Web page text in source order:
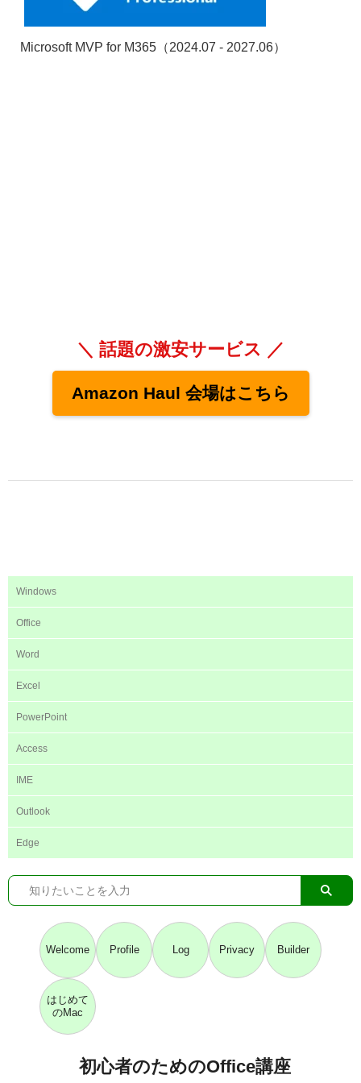
Microsoft MVP for M365（2024.07 - 2027.06）
＼ 話題の激安サービス ／
Amazon Haul 会場はこちら
Windows
Office
Word
Excel
PowerPoint
Access
IME
Outlook
Edge
Welcome Profile Log Privacy Builder
はじめて
のMac
初心者のためのOffice講座